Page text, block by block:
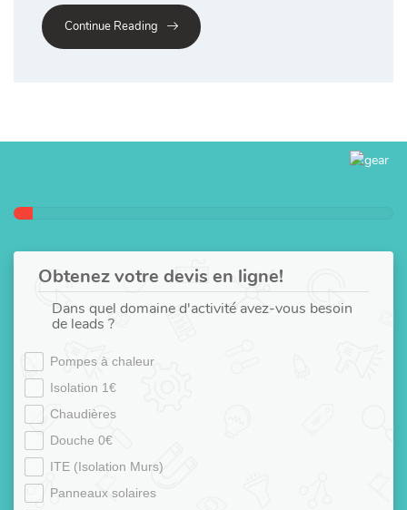
Continue Reading
Obtenez votre devis en ligne!
Dans quel domaine d'activité avez-vous besoin
de leads ?
Pompes à chaleur
Isolation 1€
Chaudières
Douche 0€
ITE (Isolation Murs)
Panneaux solaires